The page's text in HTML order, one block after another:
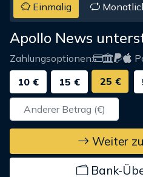
Einmalig
Apollo News
Zahlungsoptionen:
10 €
15 € 25 €
Weiter
Bank-